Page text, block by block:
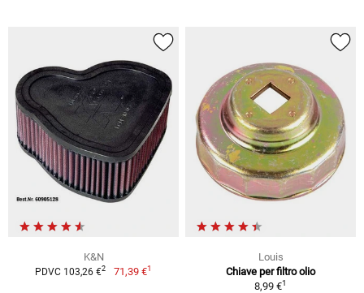
K&N
PDVC 103,26 €2 71,39 €1
Louis
Chiave per filtro olio
8,99 €1